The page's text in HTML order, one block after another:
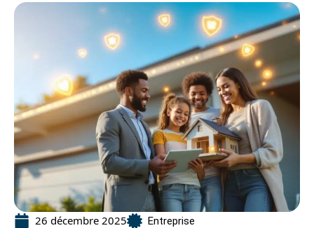
26 décembre 2025 Entreprise